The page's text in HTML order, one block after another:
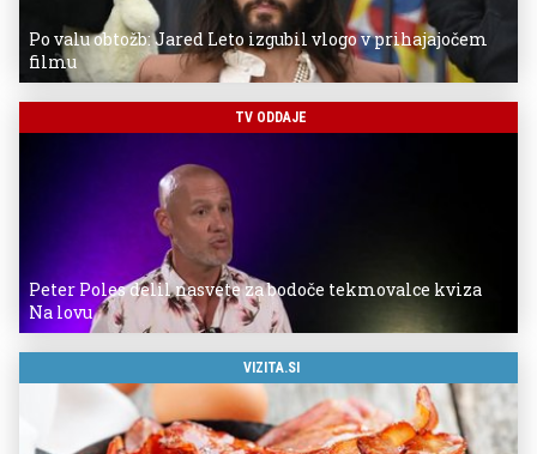
Po valu obtožb: Jared Leto izgubil vlogo v prihajajočem
filmu
TV ODDAJE
Peter Poles delil nasvete za bodoče tekmovalce kviza
Na lovu
VIZITA.SI